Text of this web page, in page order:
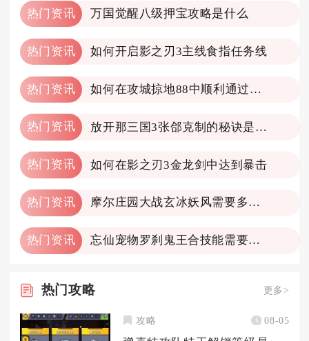
热门资讯 万国觉醒八级押宝攻略是什么
热门资讯 如何开启影之刃3主线食指任务线
热门资讯 如何在攻城掠地88中顺利通过典韦关卡
热门资讯 放开那三国3张郃克制的秘诀是什么
热门资讯 如何在影之刃3金龙剑中达到暴击
热门资讯 摩尔庄园大战玄冰妖风需要多长时间才能通关
热门资讯 忘仙宠物罗刹鬼王合技能需要注意什么
热门攻略 更多>
攻略 08-05